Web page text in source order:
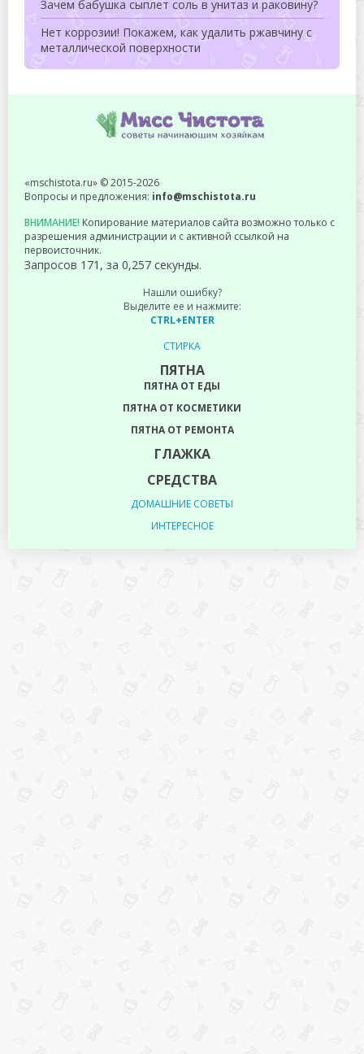
Зачем бабушка сыплет соль в унитаз и раковину?
Нет коррозии! Покажем, как удалить ржавчину с
металлической поверхности
«mschistota.ru» © 2015-2026
Вопросы и предложения: info@mschistota.ru
ВНИМАНИЕ! Копирование материалов сайта возможно только с
разрешения администрации и с активной ссылкой на
первоисточник.
Запросов 171, за 0,257 секунды.
Нашли ошибку?
Выделите ее и нажмите:
CTRL+ENTER
СТИРКА
ПЯТНА
ПЯТНА ОТ ЕДЫ
ПЯТНА ОТ КОСМЕТИКИ
ПЯТНА ОТ РЕМОНТА
ГЛАЖКА
СРЕДСТВА
ДОМАШНИЕ СОВЕТЫ
ИНТЕРЕСНОЕ